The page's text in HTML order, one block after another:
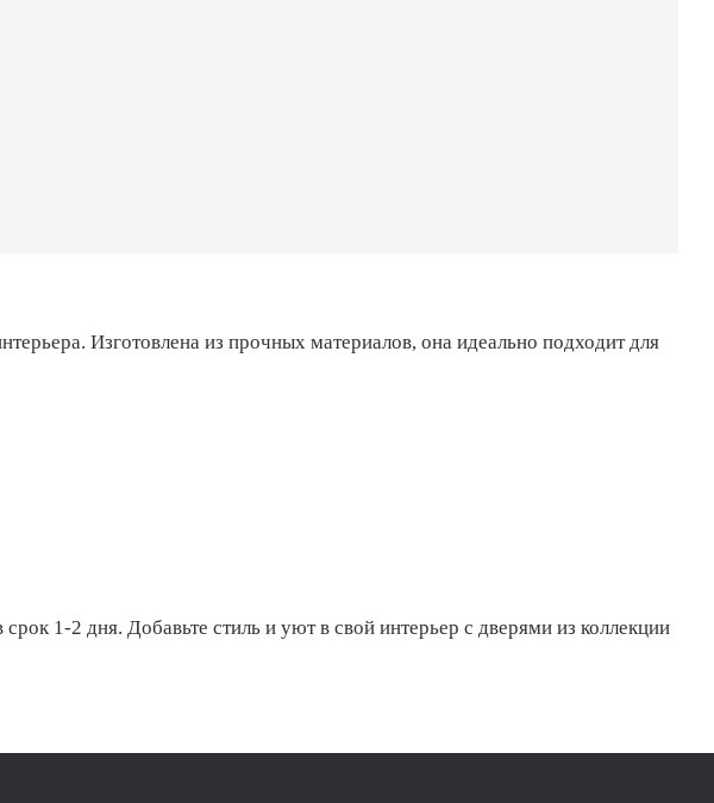
Изготовлена из прочных материалов, она идеально подходит для
1-2 дня. Добавьте стиль и уют в свой интерьер с дверями из коллекции